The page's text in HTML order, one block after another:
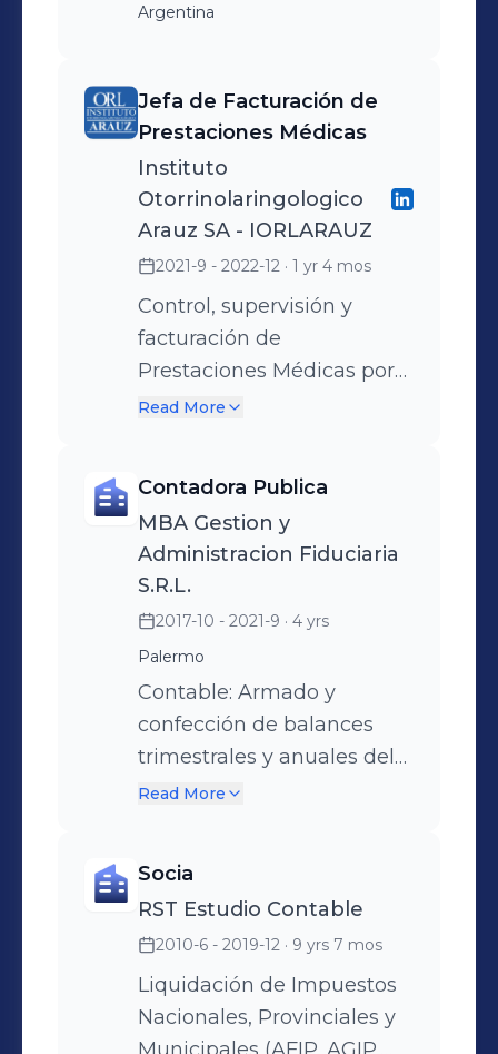
Argentina
Jefa de Facturación de
Prestaciones Médicas
Instituto
Otorrinolaringologico
Arauz SA - IORLARAUZ
2021-9 - 2022-12 · 1 yr 4 mos
Control, supervisión y
facturación de
Prestaciones Médicas por
Nomenclador Nacional y
Ambulatorios e
Internaciones.
Read More
Contadora Publica
MBA Gestion y
Administracion Fiduciaria
S.R.L.
2017-10 - 2021-9 · 4 yrs
Palermo
Contable: Armado y
confección de balances
trimestrales y anuales del
grupo económico (5
conciliación de cuentas
contables y comerciales.
Financiera: Control y
Análisis cheques diferidos
y saldos bancarios.
Conciliación bancaria.
Read More
Socia
RST Estudio Contable
2010-6 - 2019-12 · 9 yrs 7 mos
Liquidación de Impuestos
Nacionales, Provinciales y